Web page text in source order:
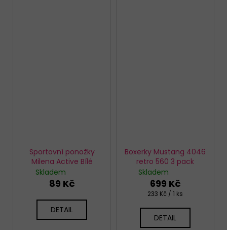
Sportovní ponožky
Milena Active Bílé
Skladem
89 Kč
DETAIL
Boxerky Mustang 4046
retro 560 3 pack
Skladem
699 Kč
Měrná
233 Kč / 1 ks
DETAIL